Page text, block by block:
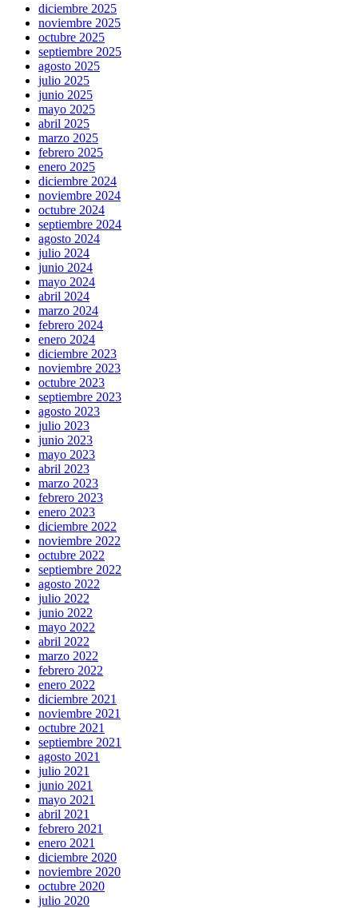
diciembre 2025
noviembre 2025
octubre 2025
septiembre 2025
agosto 2025
julio 2025
junio 2025
mayo 2025
abril 2025
marzo 2025
febrero 2025
enero 2025
diciembre 2024
noviembre 2024
octubre 2024
septiembre 2024
agosto 2024
julio 2024
junio 2024
mayo 2024
abril 2024
marzo 2024
febrero 2024
enero 2024
diciembre 2023
noviembre 2023
octubre 2023
septiembre 2023
agosto 2023
julio 2023
junio 2023
mayo 2023
abril 2023
marzo 2023
febrero 2023
enero 2023
diciembre 2022
noviembre 2022
octubre 2022
septiembre 2022
agosto 2022
julio 2022
junio 2022
mayo 2022
abril 2022
marzo 2022
febrero 2022
enero 2022
diciembre 2021
noviembre 2021
octubre 2021
septiembre 2021
agosto 2021
julio 2021
junio 2021
mayo 2021
abril 2021
febrero 2021
enero 2021
diciembre 2020
noviembre 2020
octubre 2020
julio 2020